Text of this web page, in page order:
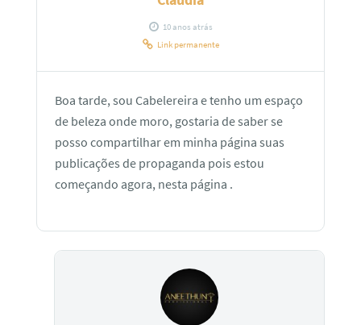
10 anos atrás
Link permanente
Boa tarde, sou Cabelereira e tenho um espaço
de beleza onde moro, gostaria de saber se
posso compartilhar em minha página suas
publicações de propaganda pois estou
começando agora, nesta página .